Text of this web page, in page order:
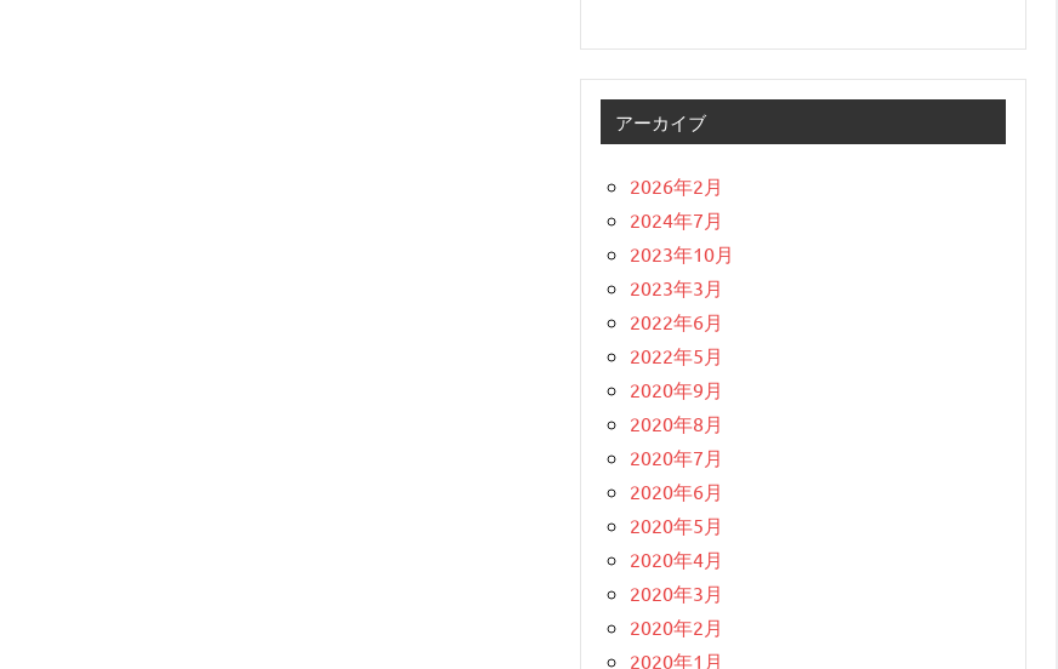
アーカイブ
2026年2月
2024年7月
2023年10月
2023年3月
2022年6月
2022年5月
2020年9月
2020年8月
2020年7月
2020年6月
2020年5月
2020年4月
2020年3月
2020年2月
2020年1月